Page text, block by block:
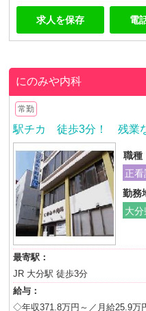
求人を保存 電
にのみや内科
常勤
駅チカ 徒歩3分！ 残業
職種
正
勤務
大
最寄駅：
JR 大分駅 徒歩3分
給与：
◇年収371.8万円～／月給25.9万